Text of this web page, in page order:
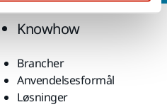
Knowhow
Brancher
Anvendelsesformål
Løsninger